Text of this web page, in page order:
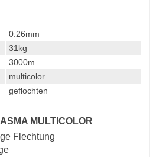
0.26mm
31kg
3000m
multicolor
geflochten
MULTICOLOR
Flechtung